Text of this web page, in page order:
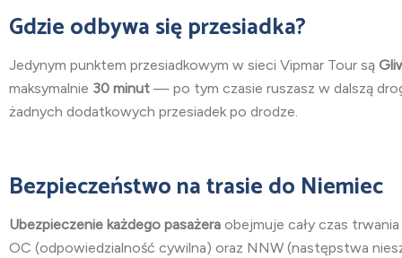
Gdzie odbywa się przesiadka?
Jedynym punktem przesiadkowym w sieci Vipmar Tour są
maksymalnie 30 minut — po tym czasie ruszasz w dalszą
żadnych dodatkowych przesiadek po drodze.
Bezpieczeństwo na trasie do Niemiec
Ubezpieczenie każdego pasażera obejmuje cały czas
OC (odpowiedzialność cywilna) oraz NNW (następstwa